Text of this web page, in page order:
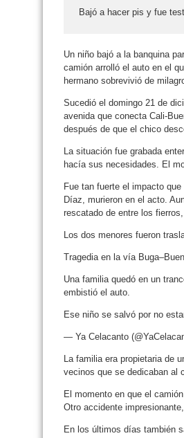
Bajó a hacer pis y fue
Un niño bajó a la banquina
camión arrolló el auto en el
hermano sobrevivió de
Sucedió el domingo 21 de
avenida que conecta Cali-
después de que el chico
La situación fue grabada
hacía sus necesidades. El
Fue tan fuerte el impacto
Díaz, murieron en el acto.
rescatado de entre los
Los dos menores fueron
Tragedia en la vía
Una familia quedó en un
embistió el auto.
Ese niño se salvó por no
— Ya Celacanto
La familia era propietaria de
vecinos que se dedicaban al
El momento en que el
Otro accidente
En los últimos días también